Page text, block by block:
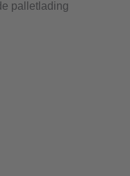
palletlading